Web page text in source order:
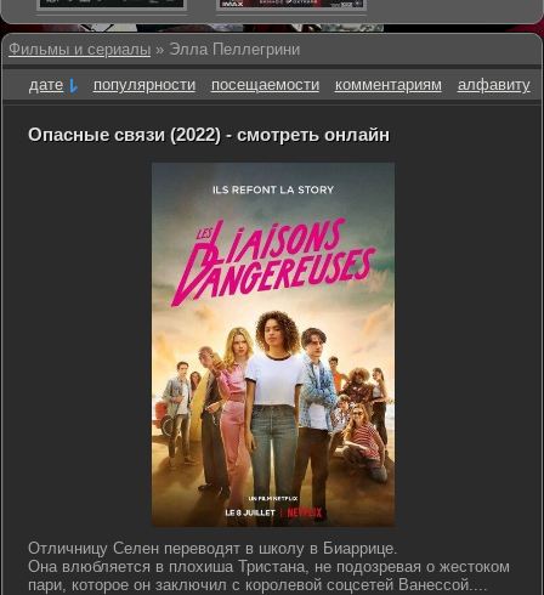
Фильмы и сериалы » Элла Пеллегрини
дате
популярности посещаемости комментариям алфавиту
Опасные связи (2022) - смотреть онлайн
Отличницу Селен переводят в школу в Биаррице.
Она влюбляется в плохиша Тристана, не подозревая о жестоком
пари, которое он заключил с королевой соцсетей Ванессой....